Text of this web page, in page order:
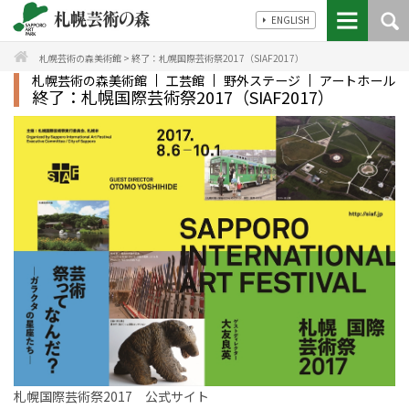
ENGLISH
札幌芸術の森美術館 > 終了：札幌国際芸術祭2017（SIAF2017）
札幌芸術の森美術館 工芸館 野外ステージ アートホール
終了：札幌国際芸術祭2017（SIAF2017）
札幌国際芸術祭2017 公式サイト